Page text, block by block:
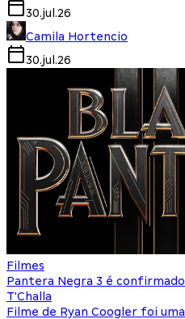
30.jul.26
Camila Hortencio
30.jul.26
Filmes
Pantera Negra 3 é
T'Challa
Filme de Ryan Coogler foi